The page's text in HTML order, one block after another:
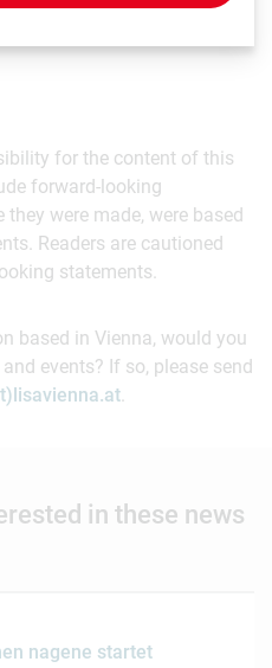
for the content of this
forward-looking
were made, were based
Readers are cautioned
statements.
based in Vienna, would you
events? If so, please send
.
in these news
nagene startet